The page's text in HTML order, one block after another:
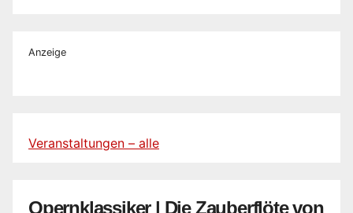
Anzeige
Veranstaltungen – alle
Opernklassiker | Die Zauberflöte von